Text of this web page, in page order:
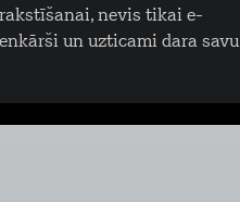
nevis tikai e-
un uzticami dara savu